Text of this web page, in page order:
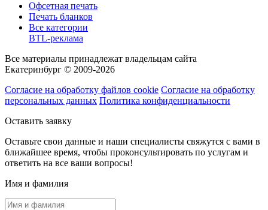
Офсетная печать
Печать бланков
Все категории
BTL-реклама
Все материалы принадлежат владельцам сайта
Екатеринбург © 2009-2026
Согласие на обработку файлов cookie Согласие на обработку
персональных данных Политика конфиденциальности
Оставить заявку
Оставьте свои данные и наши специалисты свяжутся с вами в
ближайшее время, чтобы проконсультировать по услугам и
ответить на все ваши вопросы!
Имя и фамилия